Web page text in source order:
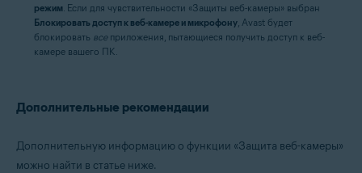
режим . Если для чувствительности «Защиты веб-камеры» выбран
Блокировать доступ к веб-камере и микрофону , Avast будет
блокировать всеприложения, пытающиеся получить доступ к веб-
камере вашего ПК.
Дополнительные рекомендации
Дополнительную информацию о функции «Защита веб-камеры»
можно найти в статье ниже.